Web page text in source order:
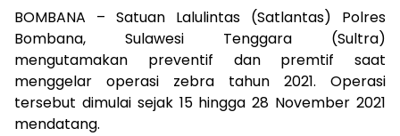
BOMBANA – Satuan Lalulintas (Satlantas) Polres
Bombana, Sulawesi Tenggara (Sultra)
mengutamakan preventif dan premtif saat
menggelar operasi zebra tahun 2021. Operasi
tersebut dimulai sejak 15 hingga 28 November 2021
mendatang.